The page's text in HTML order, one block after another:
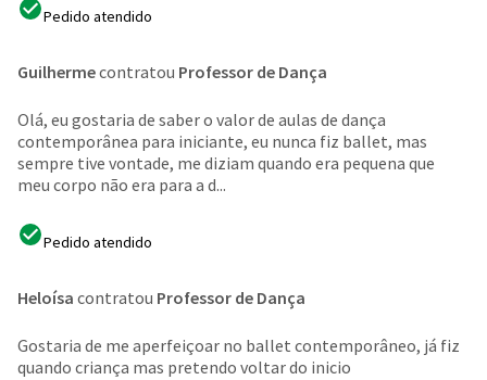
Pedido atendido
Guilhermecontratou Professor de Dança
Olá, eu gostaria de saber o valor de aulas de dança
contemporânea para iniciante, eu nunca fiz ballet, mas
sempre tive vontade, me diziam quando era pequena que
meu corpo não era para a d...
Pedido atendido
Heloísa contratou Professor de Dança
Gostaria de me aperfeiçoar no ballet contemporâneo, já fiz
quando criança mas pretendo voltar do inicio